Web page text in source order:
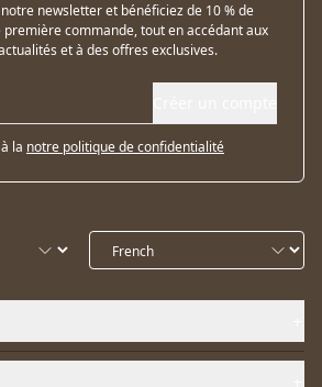
newsletter et bénéficiez de 10 % de
commande, tout en accédant aux
et à des offres exclusives.
la notre politique de confidentialité